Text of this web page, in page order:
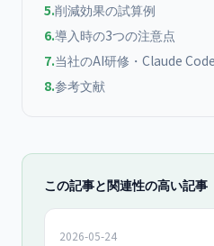
5.削減効果の試算例
6.導入時の3つの注意点
7.当社のAI研修・Claude
8.参考文献
この記事と関連性の高い記事
2026-05-24